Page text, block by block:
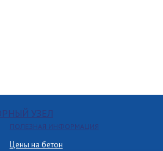
УЗЕЛ
ПОЛЕЗНАЯ ИНФОРМАЦИЯ
Цены на бетон